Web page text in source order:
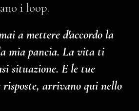
i loop.
a mettere d'accordo la
mia pancia. La vita ti
situazione. E le tue
risposte, arrivano qui nello